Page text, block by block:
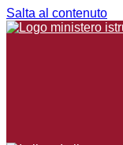
Salta al contenuto